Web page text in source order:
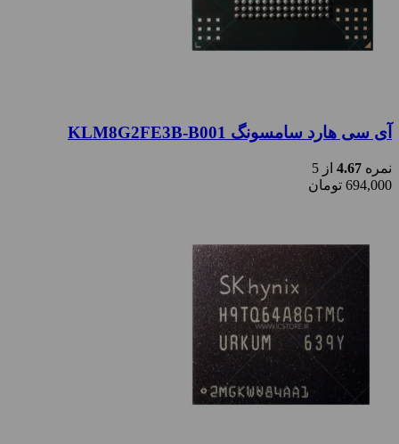
آی سی هارد سامسونگ KLM8G2FE3B-B001
نمره 4.67 از 5
694,000 تومان